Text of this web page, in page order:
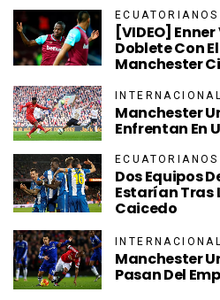
[VIDEO]
Doblete Con
Manchester
Manchester
Enfrentan En
Dos Equipos
Estarían Tras
Caicedo
Manchester
Pasan Del